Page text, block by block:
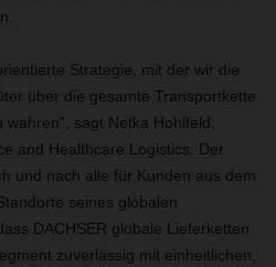
Strategie, mit der wir die
über die gesamte Transportkette
sagt Netka Hohlfeld,
and Healthcare Logistics. Der
und nach alle für Kunden aus dem
seines globalen
DACHSER globale Lieferketten
zuverlässig mit einheitlichen,